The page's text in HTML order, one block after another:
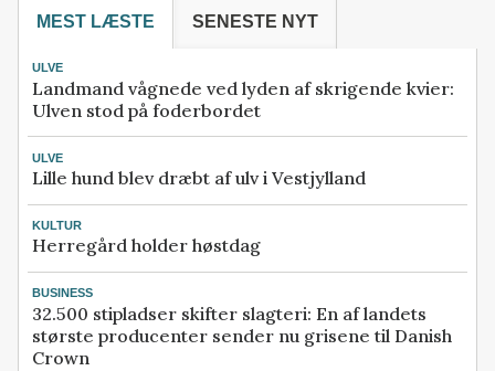
MEST LÆSTE SENESTE NYT
ULVE
Landmand vågnede ved lyden af skrigende kvier:
Ulven stod på foderbordet
ULVE
Lille hund blev dræbt af ulv i Vestjylland
KULTUR
Herregård holder høstdag
BUSINESS
32.500 stipladser skifter slagteri: En af landets
største producenter sender nu grisene til Danish
Crown